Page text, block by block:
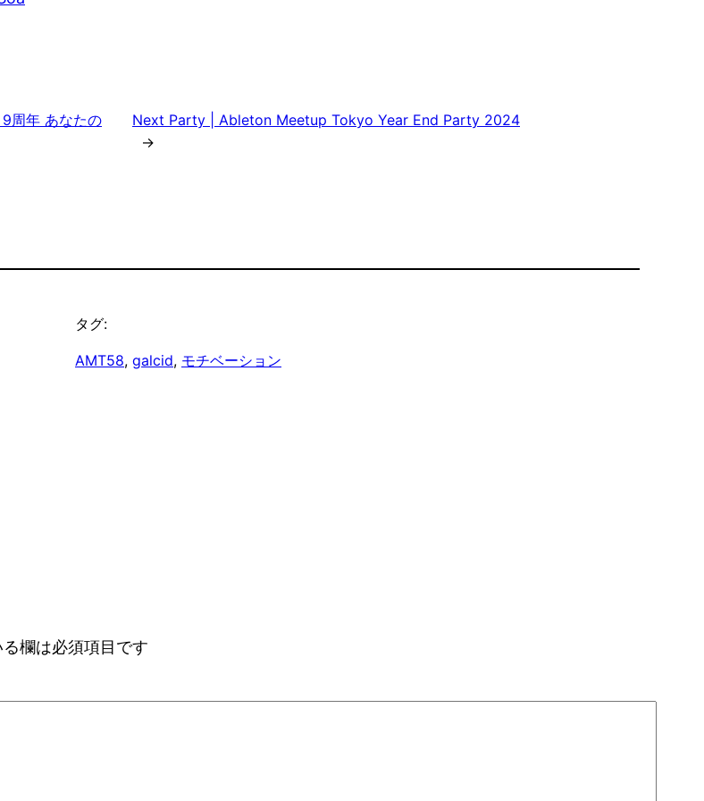
周年 あなたの
Next Party | Ableton Meetup Tokyo Year End Party 2024
→
タグ:
AMT58, galcid, モチベーション
欄は必須項目です